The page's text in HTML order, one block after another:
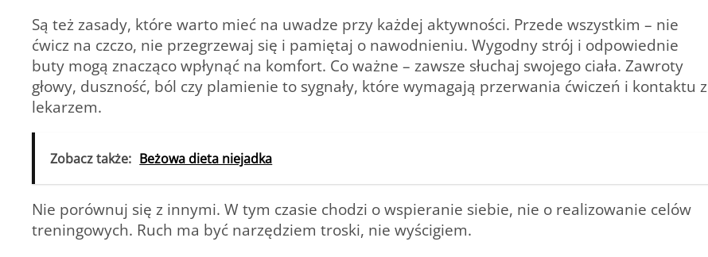
Są też zasady, które warto mieć na uwadze przy każdej aktywności. Przede wszystkim – nie
ćwicz na czczo, nie przegrzewaj się i pamiętaj o nawodnieniu. Wygodny strój i odpowiednie
buty mogą znacząco wpłynąć na komfort. Co ważne – zawsze słuchaj swojego ciała. Zawroty
głowy, duszność, ból czy plamienie to sygnały, które wymagają przerwania ćwiczeń i kontaktu z
lekarzem.
Zobacz także: Beżowa dieta niejadka
Nie porównuj się z innymi. W tym czasie chodzi o wspieranie siebie, nie o realizowanie celów
treningowych. Ruch ma być narzędziem troski, nie wyścigiem.